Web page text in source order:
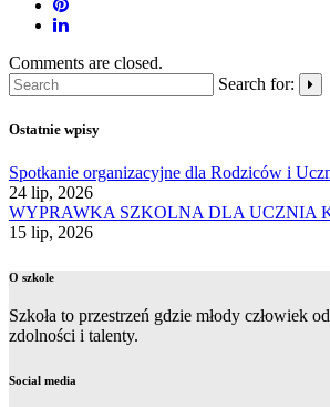
Comments are closed.
Search for:
Ostatnie wpisy
Spotkanie organizacyjne dla Rodziców i
24 lip, 2026
WYPRAWKA SZKOLNA DLA UCZNIA
15 lip, 2026
O szkole
Szkoła to przestrzeń gdzie młody człowiek
zdolności i talenty.
Social media